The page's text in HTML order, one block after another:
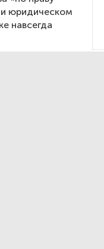
и юридическом
навсегда